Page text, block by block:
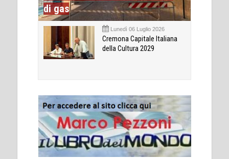
di gas
Lunedì 06 Luglio 2026
Cremona Capitale Italiana
della Cultura 2029